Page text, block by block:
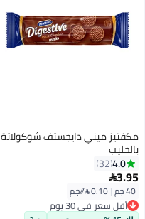
مكفتيز ميني دايجستف شوكولاتة
بالحليب
4.0
32
3.95
40 جم |0.10 /⁨/جم⁩
أقل سعر في 30 يوم